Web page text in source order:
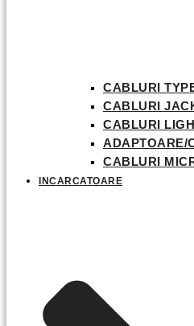
CABLURI
CABLURI
CABLURI
ADAPTOARE/
CABLURI
INCARCATOARE